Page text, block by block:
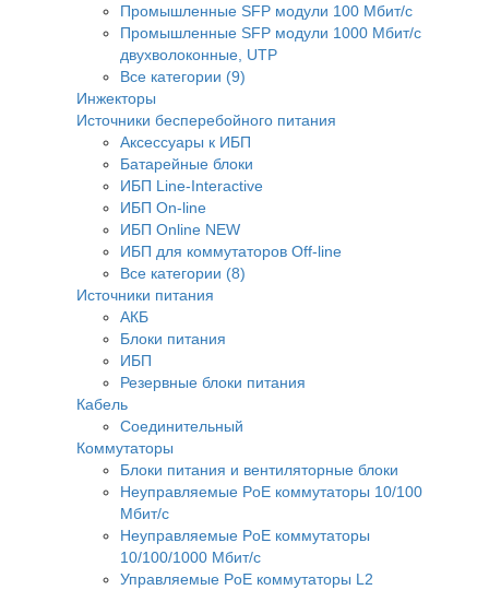
Промышленные SFP модули 100 Мбит/c
Промышленные SFP модули 1000 Мбит/c
двухволоконные, UTP
Все категории (9)
Инжекторы
Источники бесперебойного питания
Аксессуары к ИБП
Батарейные блоки
ИБП Line-Interactive
ИБП On-line
ИБП Online NEW
ИБП для коммутаторов Off-line
Все категории (8)
Источники питания
АКБ
Блоки питания
ИБП
Резервные блоки питания
Кабель
Соединительный
Коммутаторы
Блоки питания и вентиляторные блоки
Неуправляемые PoE коммутаторы 10/100
Мбит/с
Неуправляемые PoE коммутаторы
10/100/1000 Мбит/с
Управляемые PoE коммутаторы L2